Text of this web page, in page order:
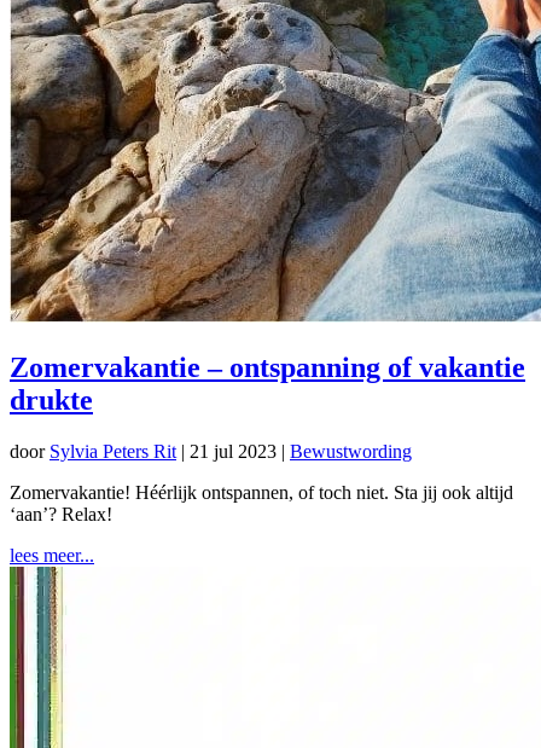
Zomervakantie – ontspanning of vakantie
drukte
door Sylvia Peters Rit | 21 jul 2023 | Bewustwording
Zomervakantie! Héérlijk ontspannen, of toch niet. Sta jij ook altijd
‘aan’? Relax!
lees meer...